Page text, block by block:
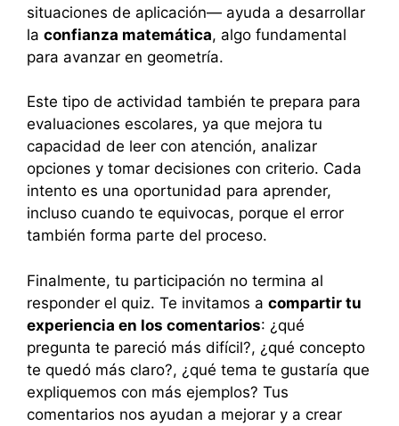
situaciones de aplicación— ayuda a desarrollar
la confianza matemática, algo fundamental
para avanzar en geometría.
Este tipo de actividad también te prepara para
evaluaciones escolares, ya que mejora tu
capacidad de leer con atención, analizar
opciones y tomar decisiones con criterio. Cada
intento es una oportunidad para aprender,
incluso cuando te equivocas, porque el error
también forma parte del proceso.
Finalmente, tu participación no termina al
responder el quiz. Te invitamos a compartir tu
experiencia en los comentarios: ¿qué
pregunta te pareció más difícil?, ¿qué concepto
te quedó más claro?, ¿qué tema te gustaría que
expliquemos con más ejemplos? Tus
comentarios nos ayudan a mejorar y a crear